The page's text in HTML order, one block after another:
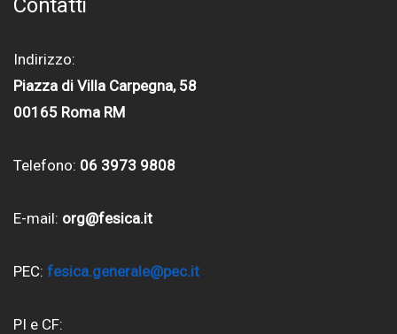
Contatti
Indirizzo:
Piazza di Villa Carpegna, 58
00165 Roma RM
Telefono: 06 3973 9808
E-mail: org@fesica.it
PEC: fesica.generale@pec.it
PI e CF: